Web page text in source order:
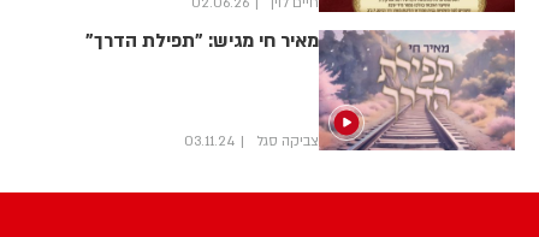
צפויה להשבית את המערכות שוב
מאיר חי מגיש: "תפילת הדרך"
צביקה סגל 03.11.24